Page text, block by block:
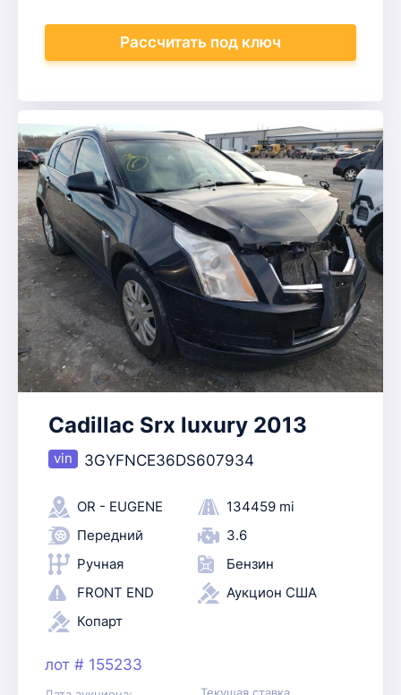
Рассчитать под ключ
Cadillac Srx luxury 2013
3GYFNCE36DS607934
OR - EUGENE
134459 mi
Передний
3.6
Ручная
Бензин
FRONT END
Аукцион США
Копарт
лот # 155233
Текущая ставка